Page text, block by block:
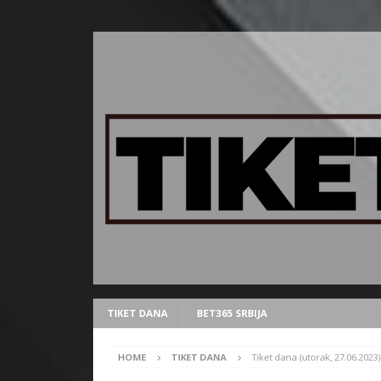
TIKET DANA BET365 SRBIJA
HOME TIKET DANA Tiket dana (utorak, 27.06.2023)